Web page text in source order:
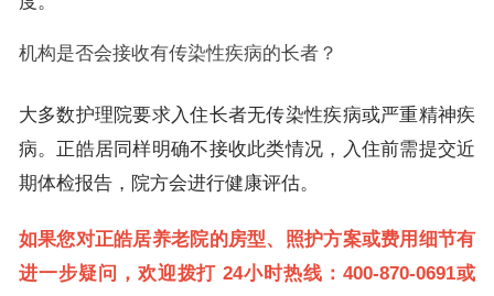
机构是否会接收有传染性疾病的长者？
大多数护理院要求入住长者无传染性疾病或严重精神疾
病。正皓居同样明确不接收此类情况，入住前需提交近
期体检报告，院方会进行健康评估。
如果您对正皓居养老院的房型、照护方案或费用细节有
进一步疑问，欢迎拨打24小时热线：400-870-0691或